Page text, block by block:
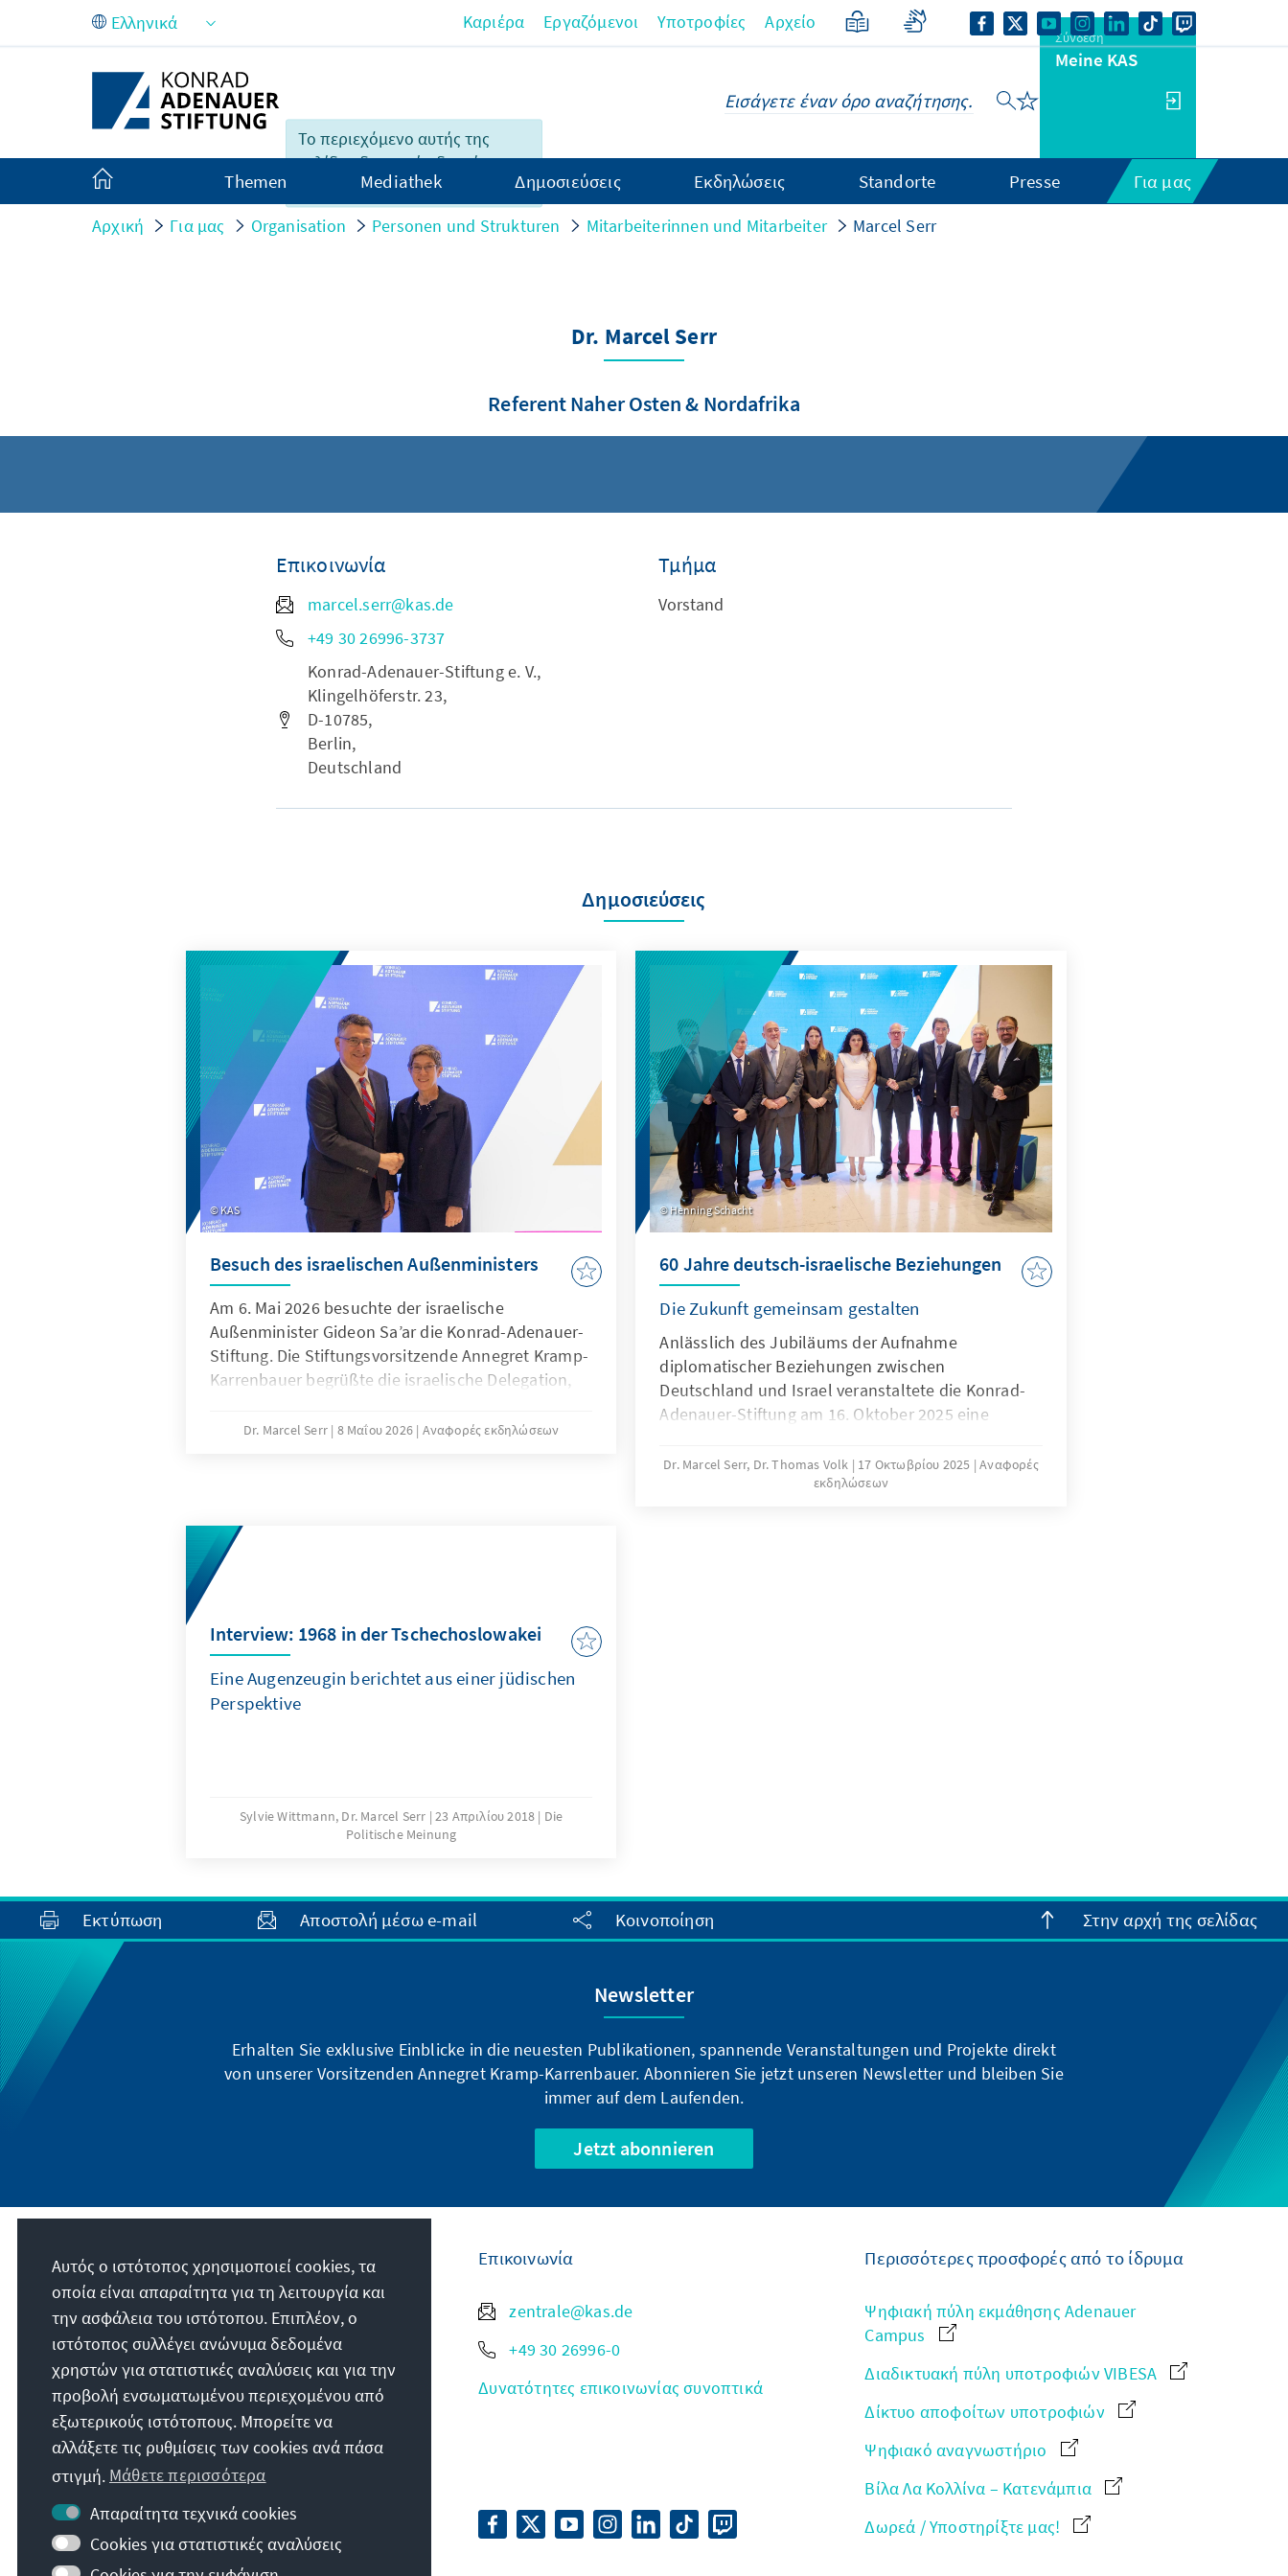
Skip to Main Content
Το περιεχόμενο αυτής της
σελίδας δυστυχώς δεν είναι
διαθέσιμο στην Ελληνικά.
Καριέρα Εργαζόμενοι Υποτροφίες Αρχείο
Σύνδεση
Meine KAS
Themen Mediathek Δημοσιεύσεις Εκδηλώσεις Standorte Presse Για μας
Αρχική Για μας Organisation Personen und Strukturen Mitarbeiterinnen und Mitarbeiter Marcel Serr
Dr. Marcel Serr
Referent Naher Osten & Nordafrika
Επικοινωνία
marcel.serr@kas.de
+49 30 26996-3737
Konrad-Adenauer-Stiftung e. V.,
Klingelhöferstr. 23,
D-10785,
Berlin,
Deutschland
Τμήμα
Vorstand
Δημοσιεύσεις
KAS
Besuch des israelischen Außenministers
Am 6. Mai 2026 besuchte der israelische
Außenminister Gideon Sa’ar die Konrad-Adenauer-
Stiftung. Die Stiftungsvorsitzende Annegret Kramp-
Karrenbauer begrüßte die israelische Delegation,
begleitet wurde.
Dr. Marcel Serr 8 Μαΐου 2026 Αναφορές εκδηλώσεων
Henning Schacht
60 Jahre deutsch-israelische Beziehungen
Die Zukunft gemeinsam gestalten
Anlässlich des Jubiläums der Aufnahme
diplomatischer Beziehungen zwischen
Deutschland und Israel veranstaltete die Konrad-
Adenauer-Stiftung am 16. Oktober 2025 eine
anderem die israelische Vizeaußenministerin
Sharren Haskel und eine Delegation von
Dr. Marcel Serr, Dr. Thomas Volk 17 Οκτωβρίου 2025 Αναφορές
εκδηλώσεων
Interview: 1968 in der Tschechoslowakei
Eine Augenzeugin berichtet aus einer jüdischen
Perspektive
Sylvie Wittmann, Dr. Marcel Serr 23 Απριλίου 2018
Die
Politische Meinung
Εκτύπωση Αποστολή μέσω e-mail Κοινοποίηση Στην αρχή της σελίδας
Newsletter
Erhalten Sie exklusive Einblicke in die neuesten Publikationen, spannende Veranstaltungen und Projekte direkt
von unserer Vorsitzenden Annegret Kramp-Karrenbauer. Abonnieren Sie jetzt unseren Newsletter und bleiben Sie
immer auf dem Laufenden.
Jetzt abonnieren
Την παραγγελία μας
Die Konrad-Adenauer-Stiftung setzt sich
national und international durch politische
Bildung für Frieden, Freiheit und
Gerechtigkeit ein. Wir fördern und bewahren
freiheitliche Demokratie, die Soziale
Marktwirtschaft und die Entwicklung und
Festigung des Wertekonsenses.
Την παραγγελία μας
Επικοινωνία
zentrale@kas.de
+49 30 26996-0
Δυνατότητες επικοινωνίας συνοπτικά
Περισσότερες προσφορές από το ίδρυμα
Ψηφιακή πύλη εκμάθησης Adenauer
Campus
Διαδικτυακή πύλη υποτροφιών VIBESA
Δίκτυο αποφοίτων υποτροφιών
Ψηφιακό αναγνωστήριο
Βίλα Λα Κολλίνα – Κατενάμπια
Δωρεά / Υποστηρίξτε μας!
Αυτός ο ιστότοπος χρησιμοποιεί cookies, τα
οποία είναι απαραίτητα για τη λειτουργία και
την ασφάλεια του ιστότοπου. Επιπλέον, ο
ιστότοπος συλλέγει ανώνυμα δεδομένα
χρηστών για στατιστικές αναλύσεις και για την
προβολή ενσωματωμένου περιεχομένου από
εξωτερικούς ιστότοπους. Μπορείτε να
αλλάξετε τις ρυθμίσεις των cookies ανά πάσα
στιγμή. Μάθετε περισσότερα
Απαραίτητα τεχνικά cookies
Cookies για στατιστικές αναλύσεις